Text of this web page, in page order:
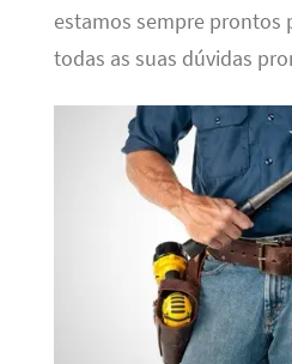
estamos sempre prontos
todas as suas dúvidas